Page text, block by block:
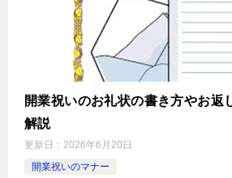
開業祝いのお礼状の書き方やお返
解説
更新日： 2026年6月20日
開業祝いのマナー